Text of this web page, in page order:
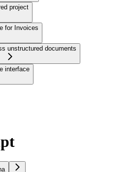
project
for Invoices
unstructured documents
interface